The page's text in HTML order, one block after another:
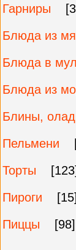
Гарниры
Блюда из
Блюда в
Блюда из
Блины,
Пельмени
Торты
[123]
Пироги
[15]
Пиццы
[98]